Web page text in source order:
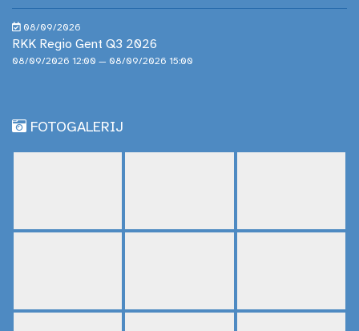
08/09/2026
RKK Regio Gent Q3 2026
08/09/2026 12:00 — 08/09/2026 15:00
FOTOGALERIJ